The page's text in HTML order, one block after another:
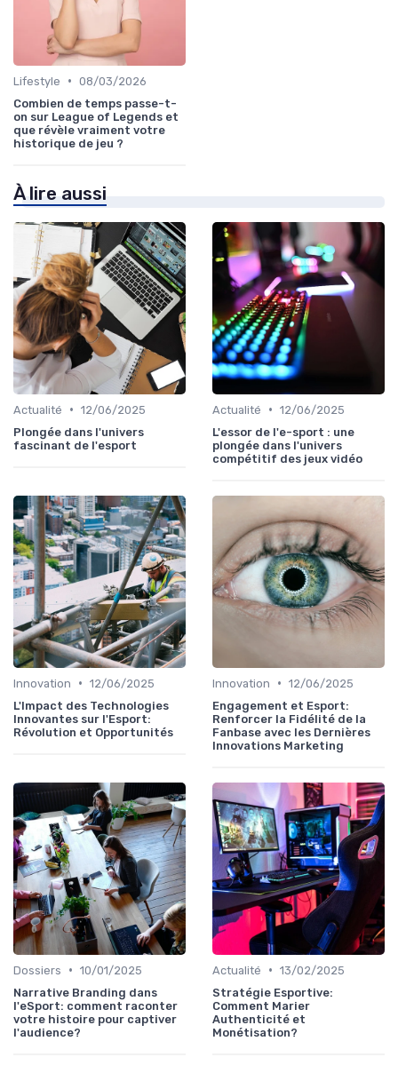
Lifestyle • 08/03/2026
Combien de temps passe-t-
on sur League of Legends et
que révèle vraiment votre
historique de jeu ?
À lire aussi
Actualité • 12/06/2025
Plongée dans l'univers
fascinant de l'esport
Actualité • 12/06/2025
L'essor de l'e-sport : une
plongée dans l'univers
compétitif des jeux vidéo
Innovation • 12/06/2025
L'Impact des Technologies
Innovantes sur l'Esport:
Révolution et Opportunités
Innovation • 12/06/2025
Engagement et Esport:
Renforcer la Fidélité de la
Fanbase avec les Dernières
Innovations Marketing
Dossiers • 10/01/2025
Narrative Branding dans
l'eSport: comment raconter
votre histoire pour captiver
l'audience?
Actualité • 13/02/2025
Stratégie Esportive:
Comment Marier
Authenticité et
Monétisation?